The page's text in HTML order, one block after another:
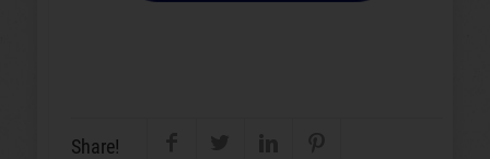
Share!